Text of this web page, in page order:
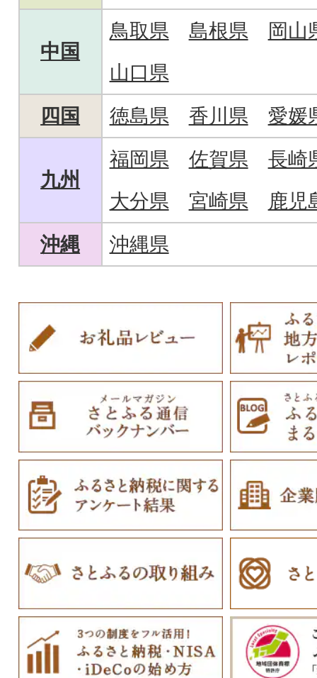
中国
鳥取県 島根県
岡山
山口県
四国
徳島県 香川県 愛媛
九州
福岡県 佐賀県
長崎
大分県
宮崎県
鹿児
沖縄
沖縄県